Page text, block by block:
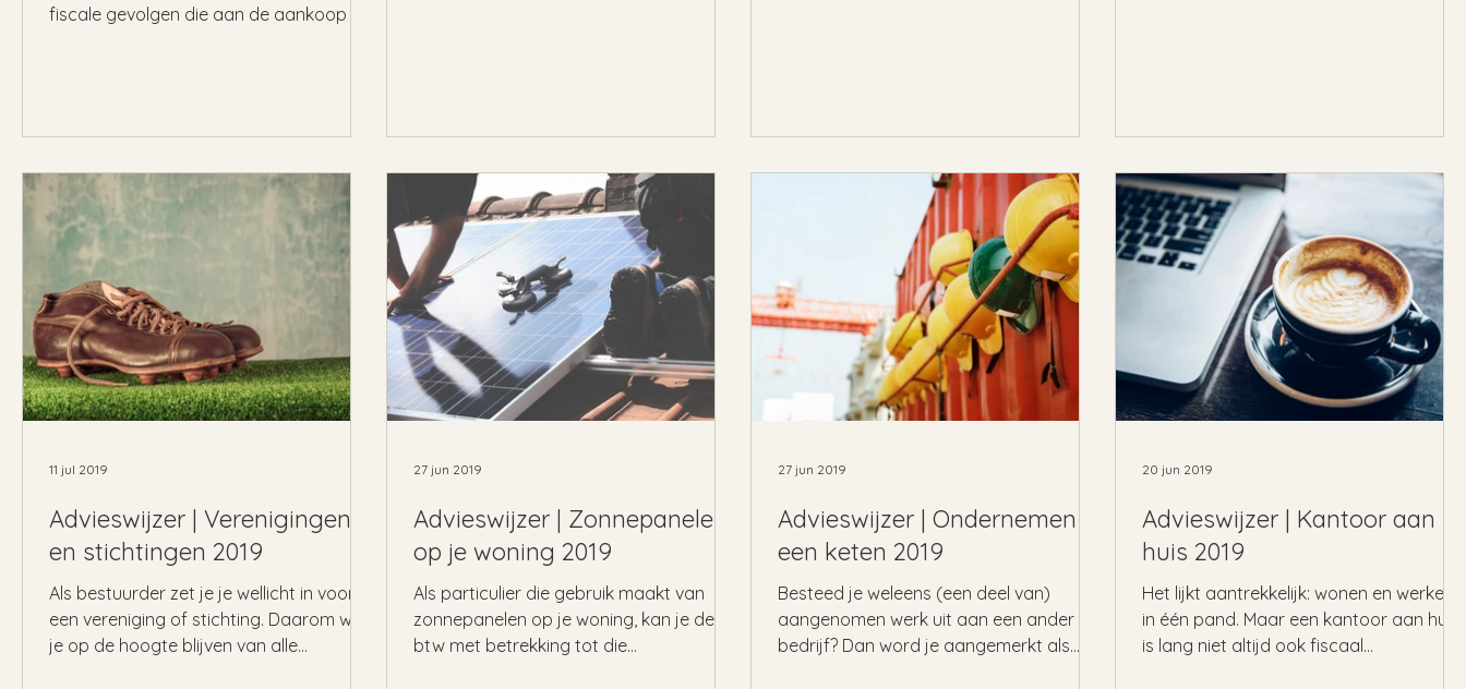
fiscale gevolgen die aan de aankoop en
Advieswijzer | Verenigingen
en stichtingen 2019
Als bestuurder zet je je wellicht in voor
een vereniging of stichting. Daarom wil
je op de hoogte blijven van alle
11 jul 2019
Advieswijzer | Zonnepanelen
op je woning 2019
Als particulier die gebruik maakt van
zonnepanelen op je woning, kan je de
btw met betrekking tot die
27 jun 2019
Advieswijzer | Ondernemen in
een keten 2019
Besteed je weleens (een deel van)
aangenomen werk uit aan een ander
bedrijf? Dan word je aangemerkt als
27 jun 2019
Advieswijzer | Kantoor aan
huis 2019
Het lijkt aantrekkelijk: wonen en werken
in één pand. Maar een kantoor aan huis
is lang niet altijd ook fiscaal
20 jun 2019